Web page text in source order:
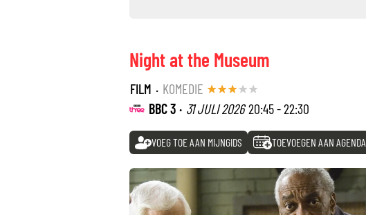
Night at the Museum
FILM · KOMEDIE
BBC 3 · 31 JULI 2026 20:45 - 22:30
VOEG TOE AAN MIJNGIDS TOEVOEGEN AAN AGENDA